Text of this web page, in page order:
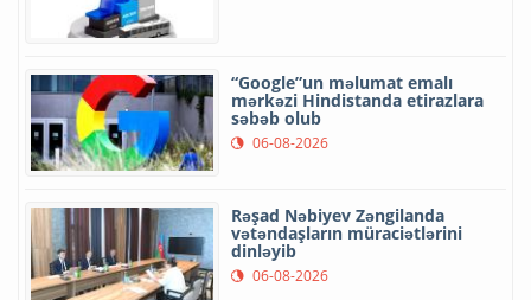
“Google”un məlumat emalı
mərkəzi Hindistanda etirazlara
səbəb olub
06-08-2026
Rəşad Nəbiyev Zəngilanda
vətəndaşların müraciətlərini
dinləyib
06-08-2026